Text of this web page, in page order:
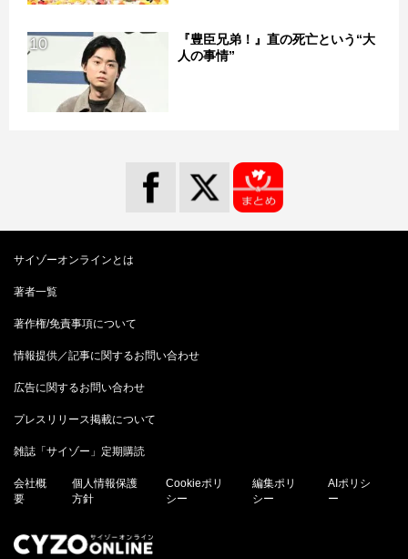
10
『豊臣兄弟！』直の死亡という“大
人の事情”
サイゾーオンラインとは
著者一覧
著作権/免責事項について
情報提供／記事に関するお問い合わせ
広告に関するお問い合わせ
プレスリリース掲載について
雑誌「サイゾー」定期購読
会社概
要
個人情報保護
方針
Cookieポリ
シー
編集ポリ
シー
AIポリシ
ー